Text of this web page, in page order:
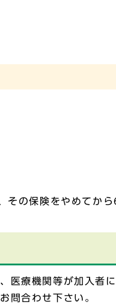
その保険をやめてか
医療機関等が加入者
問合わせ下さい。